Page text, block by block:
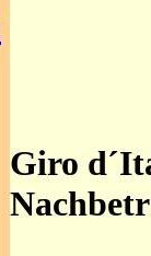
Giro